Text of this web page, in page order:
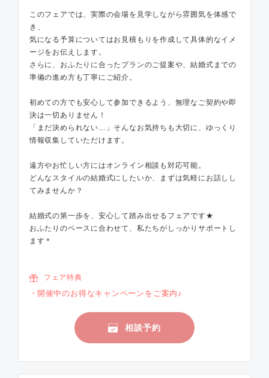
このフェアでは、実際の会場を見学しながら雰囲気を体感で
き、
気になる予算についてはお見積もりを作成して具体的なイメ
ージをお伝えします。
さらに、おふたりに合ったプランのご提案や、結婚式までの
準備の進め方も丁寧にご紹介。
初めての方でも安心して参加できるよう、無理なご契約や即
決は一切ありません！
「まだ決められない…」そんなお気持ちも大切に、ゆっくり
情報収集していただけます。
遠方やお忙しい方にはオンライン相談も対応可能。
どんなスタイルの結婚式にしたいか、まずは気軽にお話しし
てみませんか？
結婚式の第一歩を、安心して踏み出せるフェアです★
おふたりのペースに合わせて、私たちがしっかりサポートし
ます＊
フェア特典
開催中のお得なキャンペーンをご案内♪
相談予約